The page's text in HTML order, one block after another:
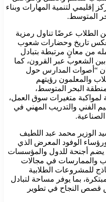
إقليمي لتنمية المهارات وبناء
المتوسط.
الطلاب عرضًا تناول رمزية
تعكس تاريخ وحضارات شعوب
من معانٍ مرتبطة بتبادل
الشعوب عبر القرون، كما
“أصوات المدارس حول
والمعلمون رؤيتهم
البحر المتوسط،
لمواكبة متغيرات سوق العمل،
الفني والتدريب المهني في
الصناعية.
الوزير محمد عبد اللطيف
ورؤساء الوفود المعرض الذي
يضم أجنحة للدول والمؤسسات
والممارسات في مجالات
للمشروعات الطلابية
بما يوفر مساحة لتبادل
قصص النجاح في تطوير